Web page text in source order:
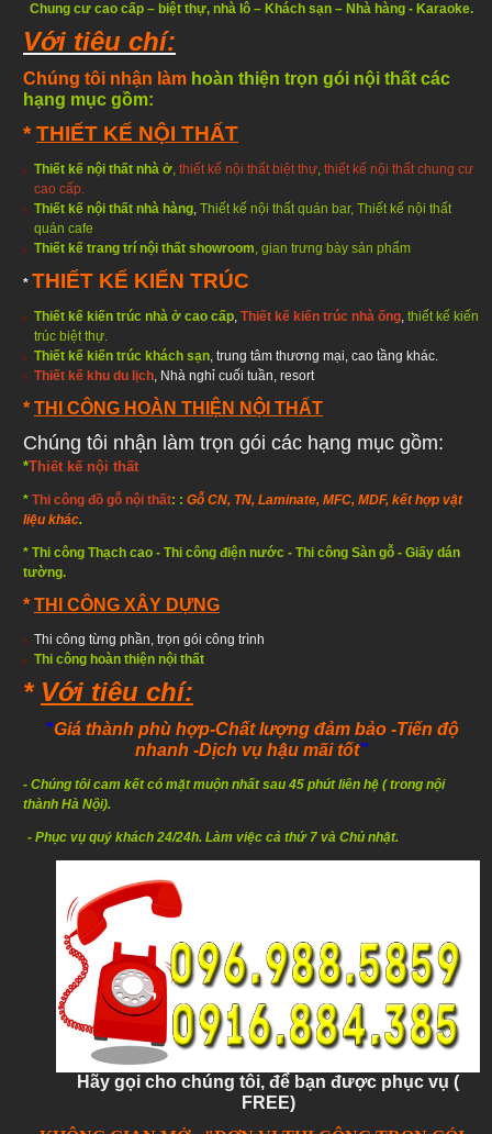
Chung cư cao cấp – biệt thự, nhà lô – Khách sạn – Nhà hàng - Karaoke.
Với tiêu chí:
Chúng tôi nhận làm hoàn thiện trọn gói nội thất các
hạng mục gồm:
*THIẾT KẾ NỘI THẤT
Thiết kế nội thất nhà ở, thiết kế nội thất biệt thự, thiết kế nội thất chung cư
cao cấp.
Thiết kế nội thất nhà hàng, Thiết kế nội thất quán bar, Thiết kế nội thất
quán cafe
Thiết kế trang trí nội thất showroom, gian trưng bày sản phẩm
* THIẾT KẾ KIẾN TRÚC
Thiết kế kiến trúc nhà ở cao cấp, Thiết kế kiến trúc nhà ống, thiết kế kiến
trúc biệt thự.
Thiết kế kiến trúc khách sạn, trung tâm thương mại, cao tầng khác.
Thiết kế khu du lịch, Nhà nghỉ cuối tuần, resort
* THI CÔNG HOÀN THIỆN NỘI THẤT
Chúng tôi nhận làm trọn gói các hạng mục gồm:
*Thiết kế nội thất
* Thi công đồ gỗ nội thất: : Gỗ CN, TN, Laminate, MFC, MDF, kết hợp vật
liệu khác.
* Thi công Thạch cao - Thi công điện nước - Thi công Sàn gỗ - Giấy dán
tường.
* THI CÔNG XÂY DỰNG
Thi công từng phần, trọn gói công trình
Thi công hoàn thiện nội thất
* Với tiêu chí:
“Giá thành phù hợp-Chất lượng đảm bảo -Tiến độ
nhanh -Dịch vụ hậu mãi tốt”
- Chúng tôi cam kết có mặt muộn nhất sau 45 phút liên hệ ( trong nội
thành Hà Nội).
- Phục vụ quý khách 24/24h. Làm việc cả thứ 7 và Chủ nhật.
Hãy gọi cho chúng tôi, để bạn được phục vụ (
FREE)